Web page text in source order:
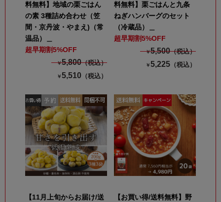
料無料】地域の栗ごはん
の素 3種詰め合わせ（笠
間・京丹波・やまえ)（常
温品）＿
超早期割5%OFF
￥5,800（税込）
￥5,510 （税込）
料無料】栗ごはんと九条
ねぎハンバーグのセット
（冷蔵品）＿
超早期割5%OFF
￥5,500（税込）
￥5,225 （税込）
【11月上旬からお届け/送
【お買い得/送料無料】野